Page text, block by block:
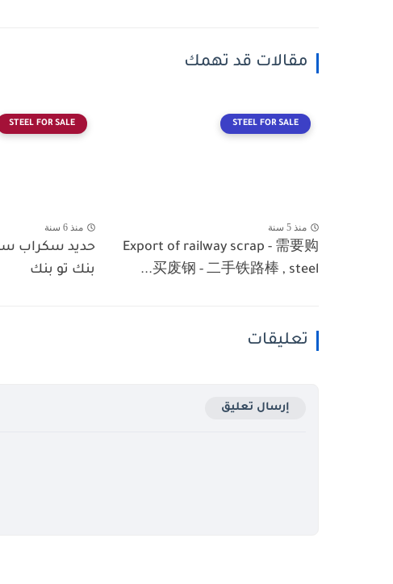
مقالات قد تهمك
STEEL FOR SALE
منذ 5 سنة
Export of railway scrap - 需要购
买废钢 - 二手铁路棒 , steel...
STEEL FOR SALE
منذ 6 سنة
حديد سكراب
بنك تو بنك
تعليقات
إرسال تعليق